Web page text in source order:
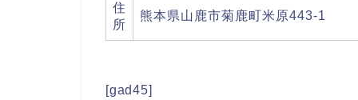
住
所
熊本県山鹿市菊鹿町米原443-1
[gad45]